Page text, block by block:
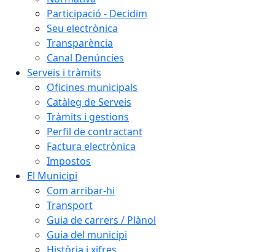
Participació - Decidim
Seu electrònica
Transparència
Canal Denúncies
Serveis i tràmits
Oficines municipals
Catàleg de Serveis
Tràmits i gestions
Perfil de contractant
Factura electrònica
Impostos
El Municipi
Com arribar-hi
Transport
Guia de carrers / Plànol
Guia del municipi